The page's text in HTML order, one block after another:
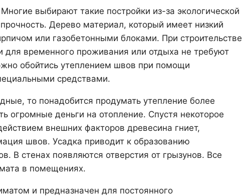
выбирают такие постройки из-за экологической
Дерево материал, который имеет низкий
или газобетонными блоками. При строительстве
временного проживания или отдыха не требуют
обойтись утеплением швов при помощи
средствами.
то понадобится продумать утепление более
огромные деньги на отопление. Спустя некоторое
внешних факторов древесина гниет,
швов. Усадка приводит к образованию
В стенах появляются отверстия от грызунов. Все
в помещениях.
и предназначен для постоянного